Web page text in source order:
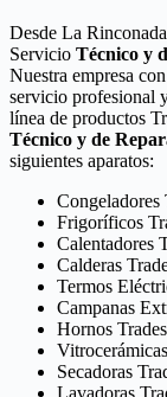
Desde La
Servicio Técnico y
Nuestra empresa
servicio profesional
línea de productos
Técnico y de
siguientes aparatos:
Congeladores
Frigoríficos
Calentadores
Calderas
Termos
Campanas
Hornos
Secadoras